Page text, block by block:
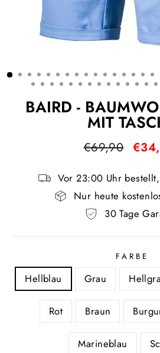
BAIRD -
MIT
Normaler
€69,90
Vor 23:00 Uhr
Nur heute
30 Tage
FARBE
Hellblau Grau
Rot Braun
Marineblau